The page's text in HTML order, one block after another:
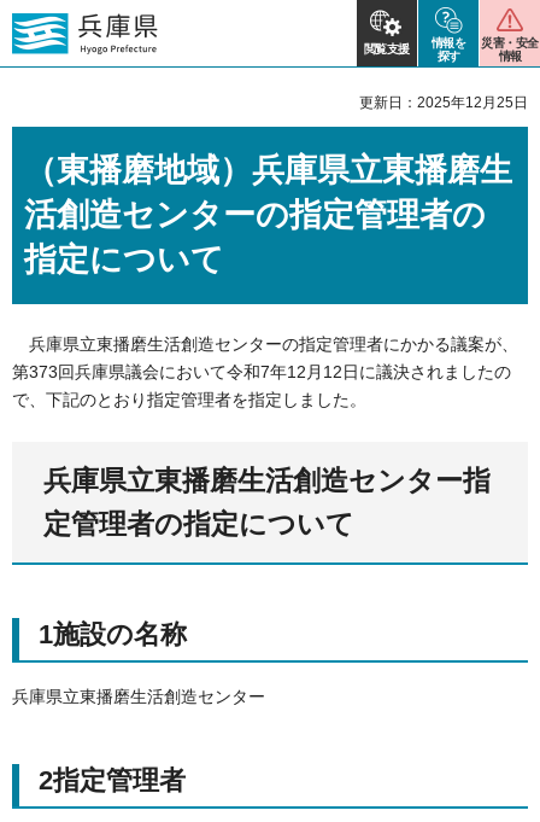
閲覧支援
情報を
探す
災害・安全
情報
更新日：2025年12月25日
（東播磨地域）兵庫県立東播磨生
活創造センターの指定管理者の
指定について
兵庫県立東播磨生活創造センターの指定管理者にかかる議案が、
第373回兵庫県議会において令和7年12月12日に議決されましたの
で、下記のとおり指定管理者を指定しました。
兵庫県立東播磨生活創造センター指
定管理者の指定について
1施設の名称
兵庫県立東播磨生活創造センター
2指定管理者